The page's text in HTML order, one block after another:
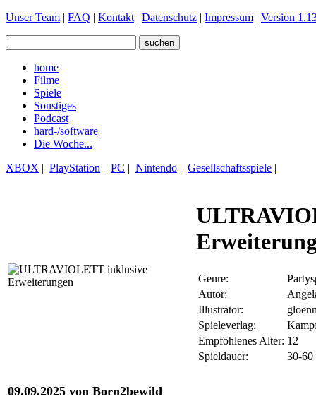
Unser Team | FAQ | Kontakt | Datenschutz | Impressum | Version
home
Filme
Spiele
Sonstiges
Podcast
hard-/software
Die Woche...
XBOX | PlayStation | PC | Nintendo | Gesellschaftsspiele |
Genre:
Autor:
Illustrator:
Spieleverlag:
Empfohlenes Alter: 12
Spieldauer:
30-60
09.09.2025 von Born2bewild